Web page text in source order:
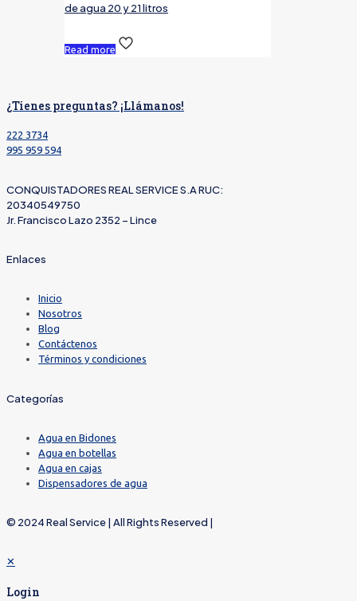
de agua 20 y 21 litros
Read more
¿Tienes preguntas? ¡Llámanos!
222 3734
995 959 594
CONQUISTADORES REAL SERVICE S.A RUC:
20340549750
Jr. Francisco Lazo 2352 – Lince
Enlaces
Inicio
Nosotros
Blog
Contáctenos
Términos y condiciones
Categorías
Agua en Bidones
Agua en botellas
Agua en cajas
Dispensadores de agua
© 2024 Real Service | All Rights Reserved |
✕
Login